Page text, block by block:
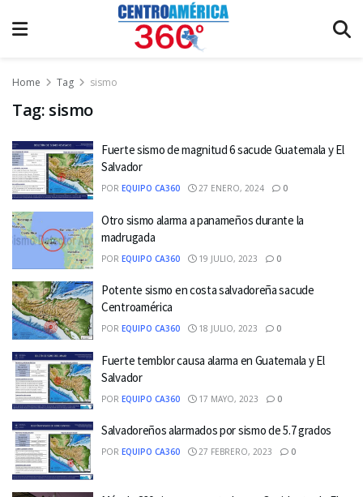
Home Tag sismo
Tag: sismo
Fuerte sismo de magnitud 6 sacude Guatemala y El
Salvador
POR EQUIPO CA360 27 ENERO, 2024 0
Otro sismo alarma a panameños durante la
madrugada
POR EQUIPO CA360 19 JULIO, 2023 0
Potente sismo en costa salvadoreña sacude
Centroamérica
POR EQUIPO CA360 18 JULIO, 2023 0
Fuerte temblor causa alarma en Guatemala y El
Salvador
POR EQUIPO CA360 17 MAYO, 2023 0
Salvadoreños alarmados por sismo de 5.7 grados
POR EQUIPO CA360 27 FEBRERO, 2023 0